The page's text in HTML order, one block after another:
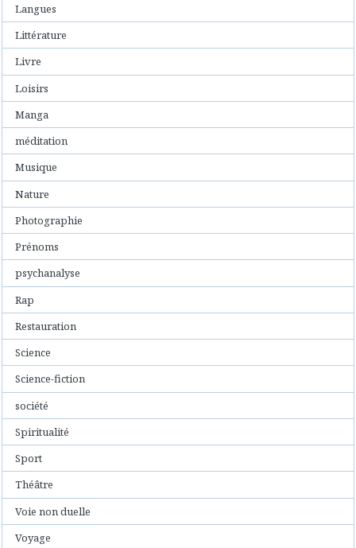
Langues
Littérature
Livre
Loisirs
Manga
méditation
Musique
Nature
Photographie
Prénoms
psychanalyse
Rap
Restauration
Science
Science-fiction
société
Spiritualité
Sport
Théâtre
Voie non duelle
Voyage